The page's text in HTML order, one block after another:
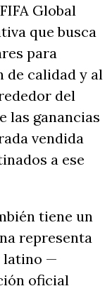
Global
que busca
para
de calidad y al
del
las ganancias
vendida
a ese
tiene un
representa
latino —
oficial